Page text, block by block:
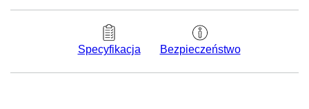
Specyfikacja Bezpieczeństwo